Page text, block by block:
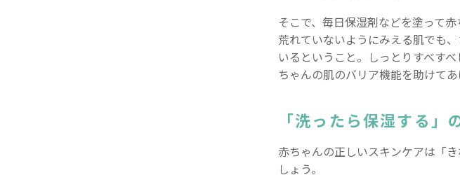
そこで、毎日保湿剤などを塗って
荒れていないようにみえる肌でも
いるということ。しっとりすべす
ちゃんの肌のバリア機能を助けてあ
「洗ったら保湿する」
赤ちゃんの正しいスキンケアは「
しょう。